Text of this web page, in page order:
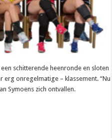
schitterende heenronde en sloten
erg onregelmatige – klassement. “Nu
Symoens zich ontvallen.